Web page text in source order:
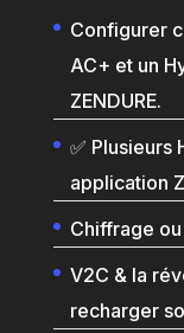
Configurer
AC+ et un
ZENDURE.
✅ Plusieurs
application
Chiffrage
V2C & la
recharger